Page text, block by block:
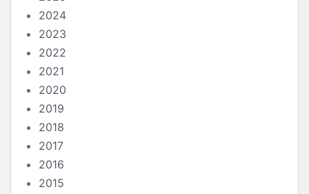
2024
2023
2022
2021
2020
2019
2018
2017
2016
2015